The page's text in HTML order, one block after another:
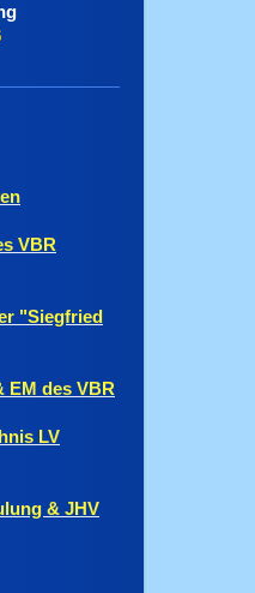
VBR
"Siegfried
EM des VBR
LV
& JHV